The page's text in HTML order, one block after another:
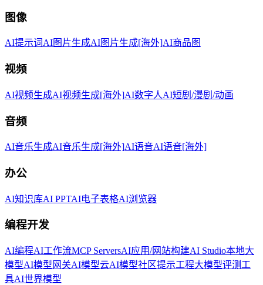
图像
AI提示词AI图片生成AI图片生成[海外]AI商品图
视频
AI视频生成AI视频生成[海外]AI数字人AI短剧/漫剧/动画
音频
AI音乐生成AI音乐生成[海外]AI语音AI语音[海外]
办公
AI知识库AI PPTAI电子表格AI浏览器
编程开发
AI编程AI工作流MCP ServersAI应用/网站构建AI Studio本地大
模型AI模型网关AI模型云AI模型社区提示工程大模型评测工
具AI世界模型